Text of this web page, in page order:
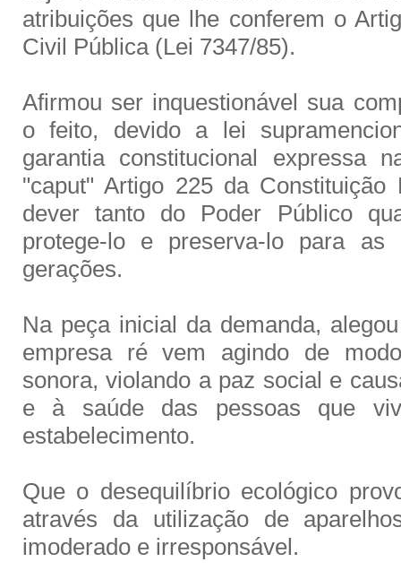
atribuições que lhe conferem o
Civil Pública (Lei 7347/85).
Afirmou ser inquestionável sua
o feito, devido a lei
garantia constitucional expressa
"caput" Artigo 225 da
dever tanto do Poder Público
protege-lo e preserva-lo para as
gerações.
Na peça inicial da demanda,
empresa ré vem agindo de
sonora, violando a paz social e
e à saúde das pessoas que
estabelecimento.
Que o desequilíbrio ecológico
através da utilização de
imoderado e irresponsável.